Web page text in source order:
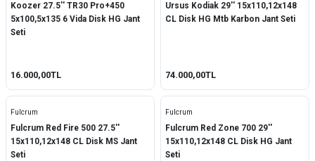
Koozer 27.5'' TR30 Pro+450
5x100,5x135 6 Vida Disk HG Jant
Seti
16.000,00TL
Ursus Kodiak 29'' 15x110,12x148
CL Disk HG Mtb Karbon Jant Seti
74.000,00TL
Fulcrum
Fulcrum Red Fire 500 27.5''
15x110,12x148 CL Disk MS Jant
Seti
Fulcrum
Fulcrum Red Zone 700 29''
15x110,12x148 CL Disk HG Jant
Seti